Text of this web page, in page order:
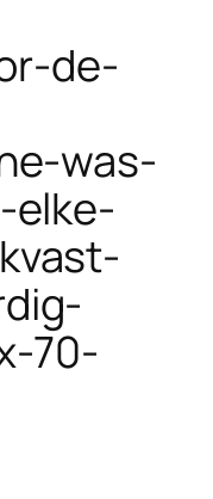
de-
was-
elke-
70-